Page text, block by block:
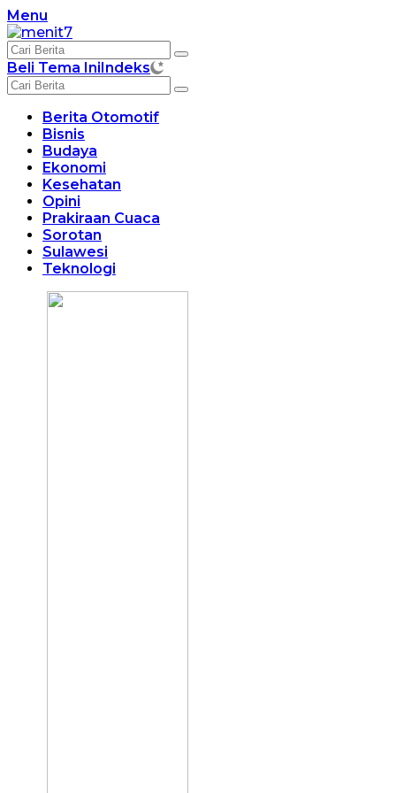
Langsung
ke
konten
Menu
Beli Tema IniIndeks
Berita Otomotif
Bisnis
Budaya
Ekonomi
Kesehatan
Opini
Prakiraan Cuaca
Sorotan
Sulawesi
Teknologi